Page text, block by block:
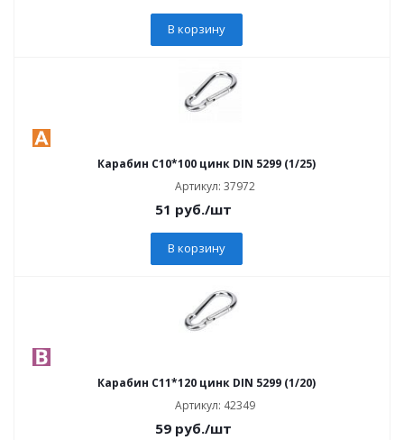
В корзину
Карабин C10*100 цинк DIN 5299 (1/25)
Артикул: 37972
51 руб./шт
В корзину
Карабин C11*120 цинк DIN 5299 (1/20)
Артикул: 42349
59руб./шт